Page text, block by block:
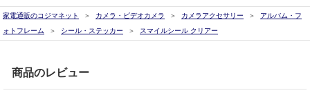
家電通販のコジマネット カメラ・ビデオカメラ カメラアクセサリー
アルバム・フ
ォトフレーム
シール・ステッカー スマイルシール クリアー
商品のレビュー